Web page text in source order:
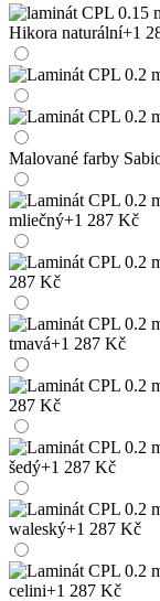
Hikora naturální+1
Malované farby
mliečný+1 287 Kč
287 Kč
tmavá+1 287 Kč
287 Kč
šedý+1 287 Kč
waleský+1 287 Kč
celini+1 287 Kč